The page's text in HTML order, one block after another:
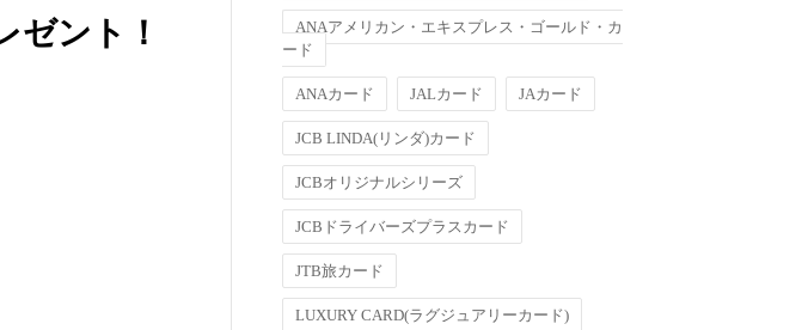
ゼント！
ANAアメリカン・エキスプレス・ゴールド・カ
ード
ANAカード JALカード JAカード
JCB LINDA(リンダ)カード
JCBオリジナルシリーズ
JCBドライバーズプラスカード
JTB旅カード
LUXURY CARD(ラグジュアリーカード)